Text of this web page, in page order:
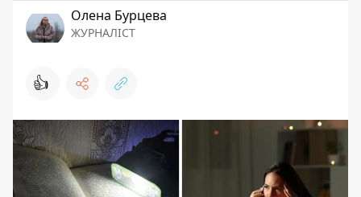
Олена Бурцева
ЖУРНАЛІСТ
👍